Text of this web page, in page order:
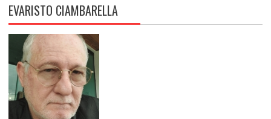
EVARISTO CIAMBARELLA